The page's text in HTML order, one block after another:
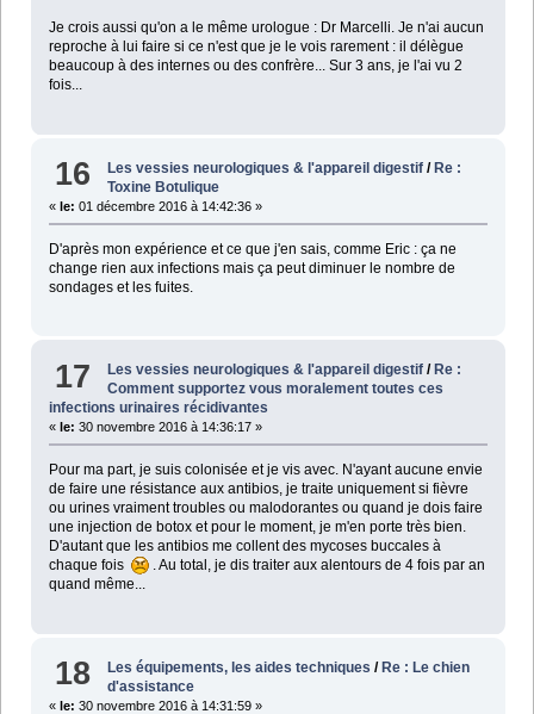
Je crois aussi qu'on a le même urologue : Dr Marcelli. Je n'ai aucun
reproche à lui faire si ce n'est que je le vois rarement : il délègue
beaucoup à des internes ou des confrère... Sur 3 ans, je l'ai vu 2
fois...
16 Les vessies neurologiques & l'appareil digestif / Re :
Toxine Botulique
« le: 01 décembre 2016 à 14:42:36 »
D'après mon expérience et ce que j'en sais, comme Eric : ça ne
change rien aux infections mais ça peut diminuer le nombre de
sondages et les fuites.
17 Les vessies neurologiques & l'appareil digestif / Re :
Comment supportez vous moralement toutes ces
infections urinaires récidivantes
« le: 30 novembre 2016 à 14:36:17 »
Pour ma part, je suis colonisée et je vis avec. N'ayant aucune envie
de faire une résistance aux antibios, je traite uniquement si fièvre
ou urines vraiment troubles ou malodorantes ou quand je dois faire
une injection de botox et pour le moment, je m'en porte très bien.
D'autant que les antibios me collent des mycoses buccales à
chaque fois
. Au total, je dis traiter aux alentours de 4 fois par an
quand même...
18 Les équipements, les aides techniques /Re : Le chien
d'assistance
« le: 30 novembre 2016 à 14:31:59 »